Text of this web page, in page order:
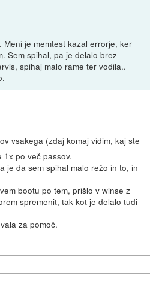
je memtest kazal errorje, ker
Sem spihal, pa je delalo brez
spihaj malo rame ter vodila..
vsakega (zdaj komaj vidim, kaj ste
1x po več passov.
je da sem spihal malo režo in to, in
bootu po tem, prišlo v winse z
spremenit, tak kot je delalo tudi
za pomoč.